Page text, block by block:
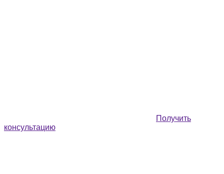
Получить
консультацию